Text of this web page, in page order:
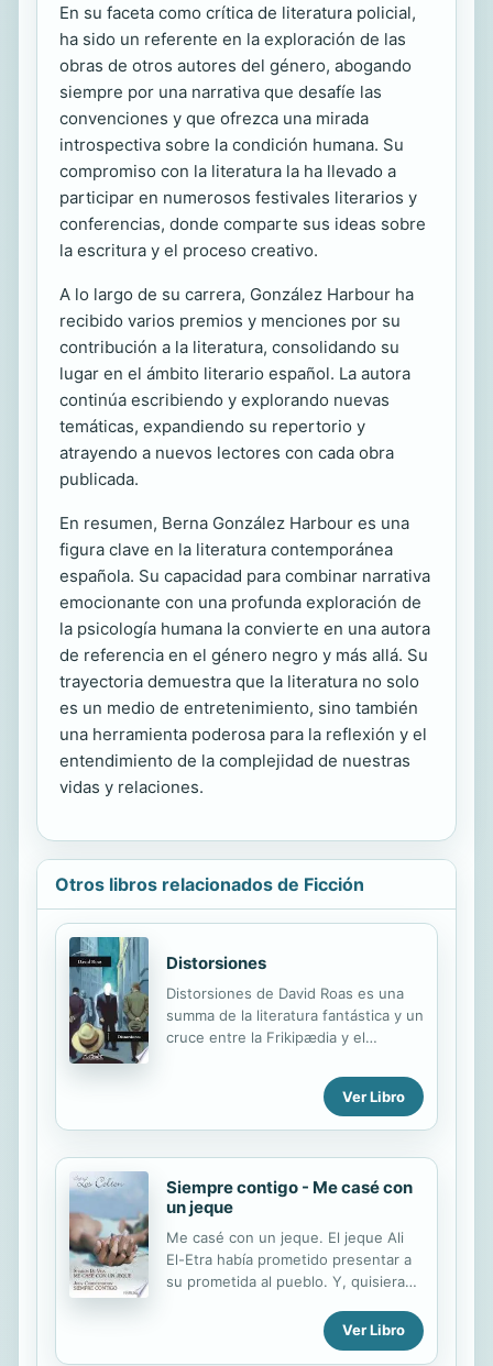
En su faceta como crítica de literatura policial,
ha sido un referente en la exploración de las
obras de otros autores del género, abogando
siempre por una narrativa que desafíe las
convenciones y que ofrezca una mirada
introspectiva sobre la condición humana. Su
compromiso con la literatura la ha llevado a
participar en numerosos festivales literarios y
conferencias, donde comparte sus ideas sobre
la escritura y el proceso creativo.
A lo largo de su carrera, González Harbour ha
recibido varios premios y menciones por su
contribución a la literatura, consolidando su
lugar en el ámbito literario español. La autora
continúa escribiendo y explorando nuevas
temáticas, expandiendo su repertorio y
atrayendo a nuevos lectores con cada obra
publicada.
En resumen, Berna González Harbour es una
figura clave en la literatura contemporánea
española. Su capacidad para combinar narrativa
emocionante con una profunda exploración de
la psicología humana la convierte en una autora
de referencia en el género negro y más allá. Su
trayectoria demuestra que la literatura no solo
es un medio de entretenimiento, sino también
una herramienta poderosa para la reflexión y el
entendimiento de la complejidad de nuestras
vidas y relaciones.
Otros libros relacionados de Ficción
Distorsiones
Distorsiones de David Roas es una
summa de la literatura fantástica y un
cruce entre la Frikipædia y el
Groucho Marx escribiendo juntos
para Twilight Zone habrían urdido
de astronauta: minúsculas croquetas
literarias de arroz con Poe y fibra
borgeana, que mantienen el pelo
Wilde y resultan ideales para hacer
Kafka en el espacio. Fernando
Ver Libro
Siempre contigo - Me casé con
un jeque
Me casé con un jeque. El jeque Ali
El-Etra había prometido presentar a
su prometida al pueblo. Y, quisiera
guapísima consultora era la mujer
perfecta. Sin embargo, al poderoso
Ver Libro